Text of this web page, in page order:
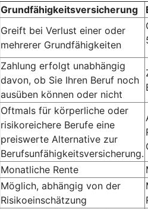
Grundfähigkeitsversicherung
Greift bei Verlust einer oder
mehrerer Grundfähigkeiten
Zahlung erfolgt unabhängig
davon, ob Sie Ihren Beruf noch
ausüben können oder nicht
Oftmals für körperliche oder
risikoreichere Berufe eine
preiswerte Alternative zur
Berufsunfähigkeitsversicherung.
Monatliche Rente
Möglich, abhängig von der
Risikoeinschätzung